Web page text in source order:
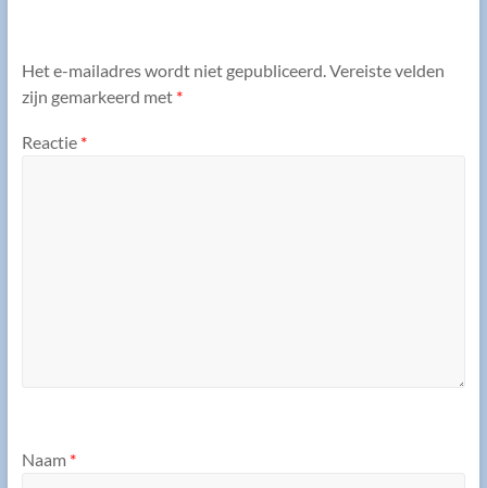
Het e-mailadres wordt niet gepubliceerd.Vereiste velden
zijn gemarkeerd met *
Reactie *
Naam *